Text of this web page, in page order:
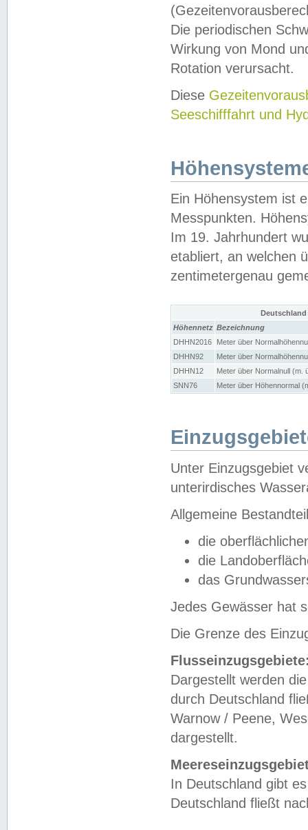
Die periodischen
Wirkung von Mond
Rotation verursacht.
Diese
Seeschifffahrt und
Ein Höhensystem ist
Messpunkten.
Im 19. Jahrhundert
etabliert, an welchen
zentimetergenau
Höhennetz Bezeichnung
DHHN2016
Meter über
DHHN92
Meter über
DHHN12
Meter über Normalnull (m.
SNN76
Meter über Höhennormal
Unter Einzugsgebiet
unterirdisches
Allgemeine
die
die
das
Jedes Gewässer hat
Die Grenze des
Dargestellt werden
durch Deutschland
Warnow / Peene,
dargestellt.
In Deutschland gibt
Deutschland fließt